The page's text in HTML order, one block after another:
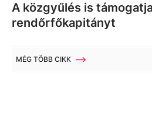
A közgyűlés is
rendőrfőkapitányt
MÉG TÖBB CIKK